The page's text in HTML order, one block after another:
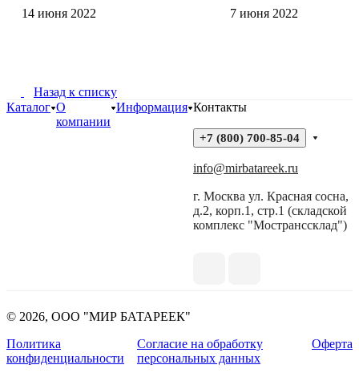
14 июня 2022
7 июня 2022
Назад к списку
Каталог О
компании
Информация Контакты
+7 (800) 700-85-04
info@mirbatareek.ru
г. Москва ул. Красная сосна,
д.2, корп.1, стр.1 (складской
комплекс "Мостранссклад")
© 2026, ООО "МИР БАТАРЕЕК"
Политика
конфиденциальности
Согласие на обработку
персональных данных
Оферта